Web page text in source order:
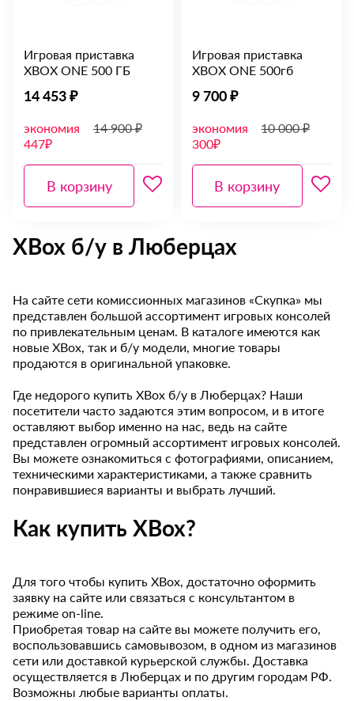
Игровая приставка
XBOX ONE 500 ГБ
14 453 ₽
экономия
447₽
14 900 ₽
В корзину
Игровая приставка
XBOX ONE 500гб
9 700 ₽
экономия
300₽
10 000 ₽
В корзину
XBox б/у в Люберцах
На сайте сети комиссионных магазинов «Скупка» мы
представлен большой ассортимент игровых консолей
по привлекательным ценам. В каталоге имеются как
новые XBox, так и б/у модели, многие товары
продаются в оригинальной упаковке.
Где недорого купить XBox б/у в Люберцах? Наши
посетители часто задаются этим вопросом, и в итоге
оставляют выбор именно на нас, ведь на сайте
представлен огромный ассортимент игровых консолей.
Вы можете ознакомиться с фотографиями, описанием,
техническими характеристиками, а также сравнить
понравившиеся варианты и выбрать лучший.
Как купить XBox?
Для того чтобы купить XBox, достаточно оформить
заявку на сайте или связаться с консультантом в
режиме on-line.
Приобретая товар на сайте вы можете получить его,
воспользовавшись самовывозом, в одном из магазинов
сети или доставкой курьерской службы. Доставка
осуществляется в Люберцах и по другим городам РФ.
Возможны любые варианты оплаты.